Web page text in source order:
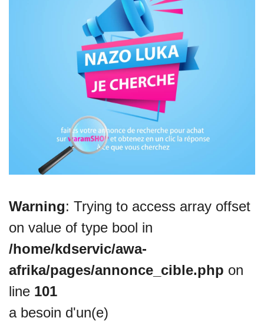
VEILLE JURIDIQUE ET FISCALE
LES ANALYSES
Warning: Trying to access array offset
on value of type bool in
/home/kdservic/awa-
afrika/pages/annonce_cible.php on
line 101
a besoin d'un(e)